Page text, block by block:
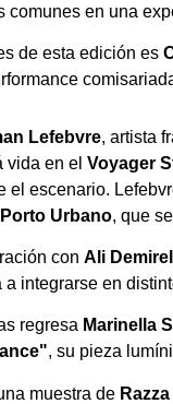
en una
de esta edición es
Lefebvre, artista
vida en el Voyager
el escenario.
Porto Urbano, que
con Ali Demirel
integrarse en
regresa Marinella
, su pieza
muestra de